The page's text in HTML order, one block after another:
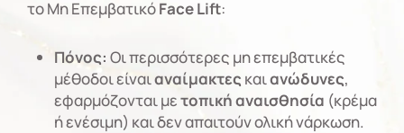
το Μη ΕπεμβατικόFace Lift:
Πόνος: Οι περισσότερες μη επεμβατικές
μέθοδοι είναιαναίμακτες καιανώδυνες,
εφαρμόζονται μετοπική αναισθησία (κρέμα
ή ενέσιμη) και δεν απαιτούν ολική νάρκωση.